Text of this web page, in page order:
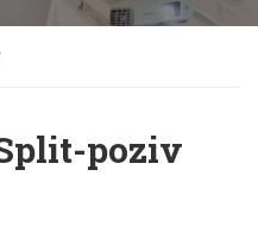
poziv